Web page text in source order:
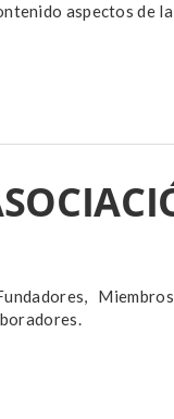
aspectos de